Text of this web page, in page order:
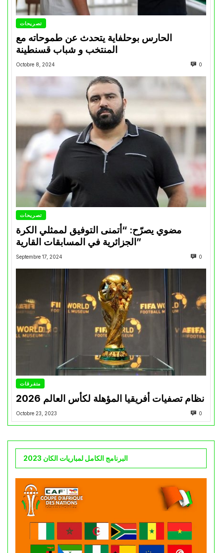
تصريحات
الحارس بوحلفاية يتحدث عن طموحاته مع
المنتخب و شباب قسنطينة
Octobre 8, 2024 0
تصريحات
مضوي يصرّح: “أتمنى التوفيق لممثلي الكرة
الجزائرية في المسابقات القارية”
Septembre 17, 2024 0
متفرقات
نظام تصفيات أفريقيا المؤهلة لكأس العالم 2026
Octobre 23, 2023 0
البرنامج الكامل لمباريات الكان 2023